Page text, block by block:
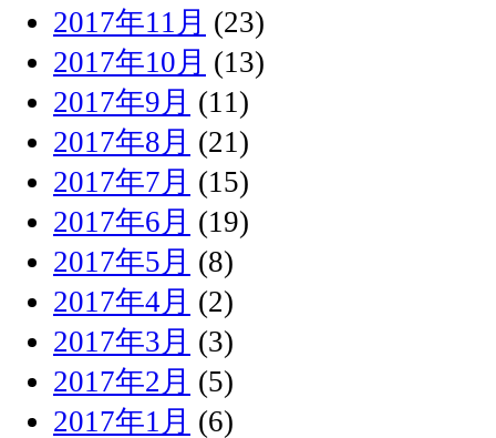
2017年11月 (23)
2017年10月 (13)
2017年9月 (11)
2017年8月 (21)
2017年7月 (15)
2017年6月 (19)
2017年5月 (8)
2017年4月 (2)
2017年3月 (3)
2017年2月 (5)
2017年1月 (6)